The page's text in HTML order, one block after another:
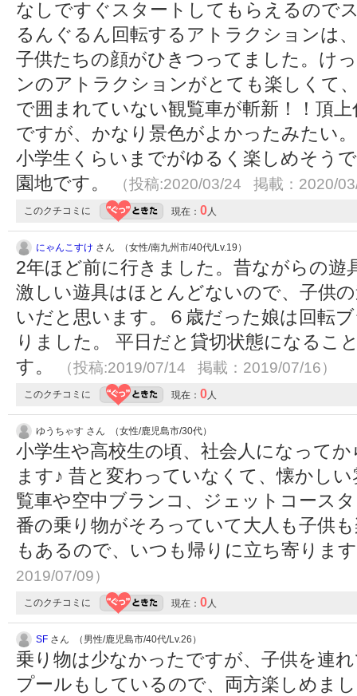
なしですぐスタートしてもらえるので
るんぐるん回転するアトラクションは
子供たちの顔がひきつってました。け
ンのアトラクションがとても楽しくて
で囲まれていない観覧車が斬新！！頂
ですが、かなり景色がよかったみたい
小学生くらいまでがゆるく楽しめそう
園地です。
（投稿:2020/03/24 掲載：2020/
このクチコミに 現在： 0人
にゃんこすけ さん （女性/南九州市/40代/Lv.19）
2年ほど前に行きました。昔ながらの遊
激しい遊具はほとんどないので、子供
いだと思います。６歳だった娘は回転
りました。 平日だと貸切状態になるこ
す。
（投稿:2019/07/14 掲載：2019/07/16）
このクチコミに 現在： 0人
ゆうちゃす さん （女性/鹿児島市/30代）
小学生や高校生の頃、社会人になって
ます♪ 昔と変わっていなくて、懐かし
覧車や空中ブランコ、ジェットコース
番の乗り物がそろっていて大人も子供
もあるので、いつも帰りに立ち寄りま
2019/07/09）
このクチコミに 現在： 0人
SF さん （男性/鹿児島市/40代/Lv.26）
乗り物は少なかったですが、子供を連
プールもしているので、両方楽しめま